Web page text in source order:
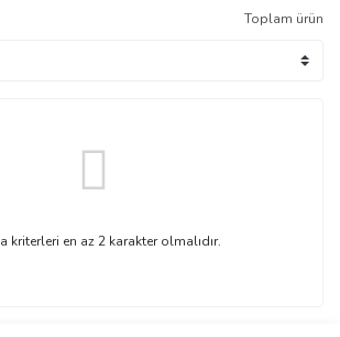
Toplam ürün
kriterleri en az 2 karakter olmalıdır.